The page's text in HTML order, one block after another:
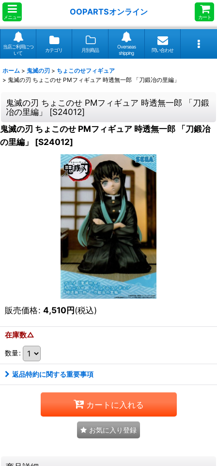
メニュー
OOPARTSオンライン
カート
当店ご利用につ
いて
カテゴリ 月別商品
Overseas
shipping
問い合わせ
ホーム > 鬼滅の刃 > ちょこのせフィギュア
> 鬼滅の刃 ちょこのせ PMフィギュア 時透無一郎 「刀鍛冶の里編」
鬼滅の刃 ちょこのせ PMフィギュア 時透無一郎 「刀鍛
冶の里編」
[S24012]
鬼滅の刃 ちょこのせ PMフィギュア 時透無一郎 「刀鍛冶
の里編」
[S24012]
販売価格: 4,510円(税込)
在庫数△
数量:
返品特約に関する重要事項
カートに入れる
お気に入り登録